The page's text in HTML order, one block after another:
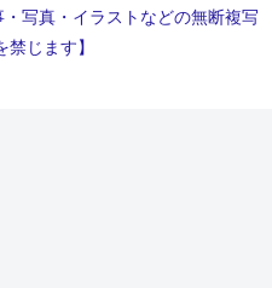
写真・イラストなどの無断複写
禁じます】